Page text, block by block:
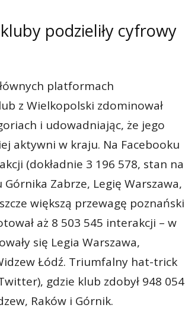
podzieliły cyfrowy
platformach
z Wielkopolski zdominował
i udowadniając, że jego
aktywni w kraju. Na Facebooku
(dokładnie 3 196 578, stan na
Zabrze, Legię Warszawa,
większą przewagę poznański
aż 8 503 545 interakcji – w
się Legia Warszawa,
Łódź. Triumfalny hat-trick
gdzie klub zdobył 948 054
Raków i Górnik.